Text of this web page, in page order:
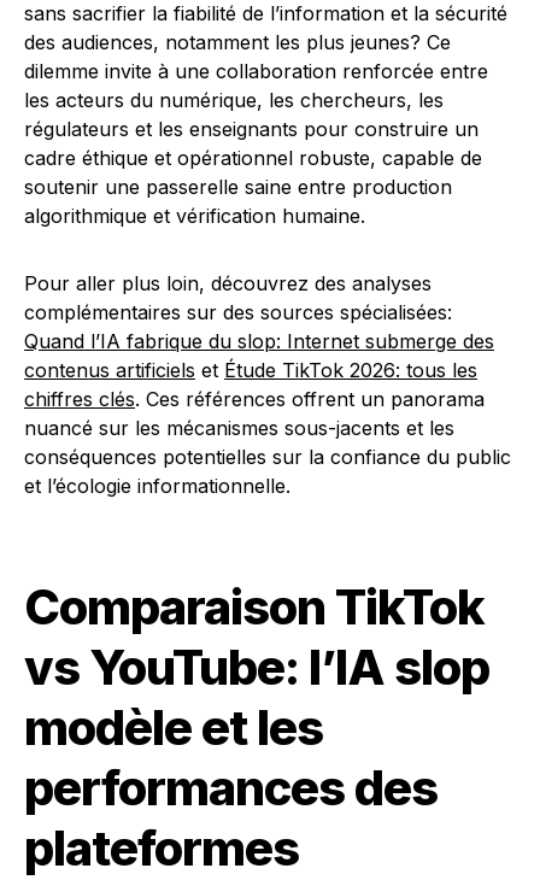
sans sacrifier la fiabilité de l’information et la sécurité
des audiences, notamment les plus jeunes? Ce
dilemme invite à une collaboration renforcée entre
les acteurs du numérique, les chercheurs, les
régulateurs et les enseignants pour construire un
cadre éthique et opérationnel robuste, capable de
soutenir une passerelle saine entre production
algorithmique et vérification humaine.
Pour aller plus loin, découvrez des analyses
complémentaires sur des sources spécialisées:
Quand l’IA fabrique du slop: Internet submerge des
contenus artificiels et Étude TikTok 2026: tous les
chiffres clés. Ces références offrent un panorama
nuancé sur les mécanismes sous-jacents et les
conséquences potentielles sur la confiance du public
et l’écologie informationnelle.
Comparaison TikTok
vs YouTube: l’IA slop
modèle et les
performances des
plateformes